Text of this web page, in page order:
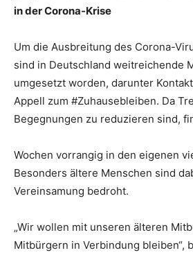
in der Corona-Krise
Um die Ausbreitung des Corona-
sind in Deutschland weitreichende
umgesetzt worden, darunter
Appell zum #Zuhausebleiben. Da
Begegnungen zu reduzieren sind,
Wochen vorrangig in den eigenen
Besonders ältere Menschen sind
Vereinsamung bedroht.
„Wir wollen mit unseren älteren
Mitbürgern in Verbindung bleiben“,